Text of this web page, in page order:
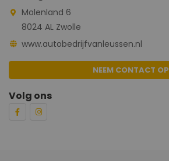
Molenland 6
8024 AL Zwolle
www.autobedrijfvanleussen.nl
NEEM CONTACT OP
Volg ons